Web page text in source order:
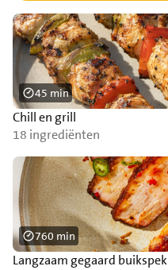
Chill en grill
18 ingrediënten
45 min
Langzaam gegaard buikspek
760 min